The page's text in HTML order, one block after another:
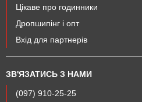
Цікаве про годинники
Дропшипінг і опт
Вхід для партнерів
ЗВ'ЯЗАТИСЬ З НАМИ
(097) 910-25-25